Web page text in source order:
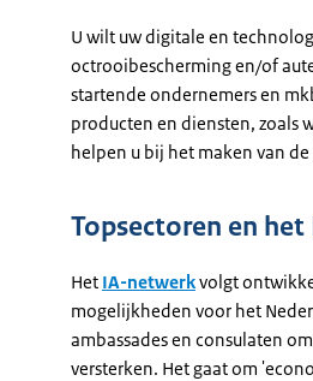
U wilt uw digitale en
octrooibescherming en/of
startende ondernemers en
producten en diensten, zoals
helpen u bij het maken van
Topsectoren en
Het IA-netwerkvolgt
mogelijkheden voor het
ambassades en consulaten
versterken. Het gaat om